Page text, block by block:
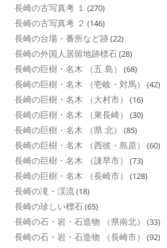
長崎の古写真考 １ (270)
長崎の古写真考 ２ (146)
長崎の台場・番所など跡(22)
長崎の外国人居留地跡標石(28)
長崎の巨樹・名木 （五 島） (68)
長崎の巨樹・名木 （壱岐・対馬） (42)
長崎の巨樹・名木 （大村市） (16)
長崎の巨樹・名木 （東長崎） (30)
長崎の巨樹・名木 （県 北） (85)
長崎の巨樹・名木 （西彼・島原） (60)
長崎の巨樹・名木 （諌早市） (73)
長崎の巨樹・名木 （長崎市） (128)
長崎の滝・渓流(18)
長崎の珍しい標石(65)
長崎の石・岩・石造物 （県南北） (33)
長崎の石・岩・石造物 （長崎市） (92)